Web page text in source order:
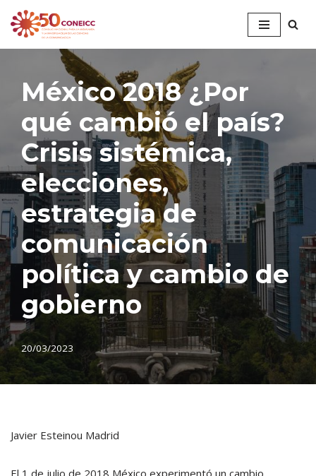
Saltar
México 2018 ¿Por
qué cambió el país?
Crisis sistémica,
elecciones,
estrategia de
comunicación
política y cambio de
gobierno
20/03/2023
Javier Esteinou Madrid